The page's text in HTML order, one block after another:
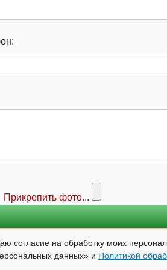
Прикрепить фото...
согласие на обработку моих
данных» и Политикой